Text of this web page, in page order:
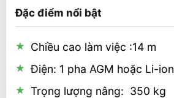
trên 5 dựa
trênđánh
giá
Đặc điểm nổi bật
Chiều cao làm việc :14 m
Điện: 1 pha AGM hoặc Li-ion
Trọng lượng nâng: 350 kg